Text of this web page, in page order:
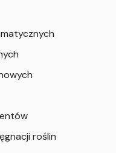
roślin